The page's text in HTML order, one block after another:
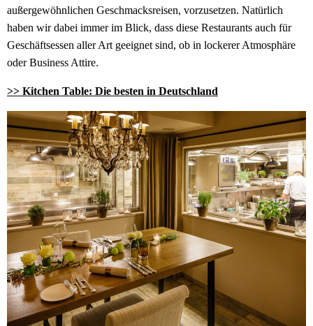
außergewöhnlichen Geschmacksreisen, vorzusetzen. Natürlich
haben wir dabei immer im Blick, dass diese Restaurants auch für
Geschäftsessen aller Art geeignet sind, ob in lockerer Atmosphäre
oder Business Attire.
>> Kitchen Table: Die besten in Deutschland